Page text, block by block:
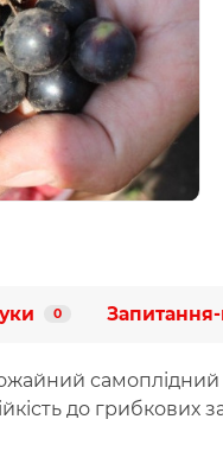
0 Запитання-
самоплідний
до грибкових